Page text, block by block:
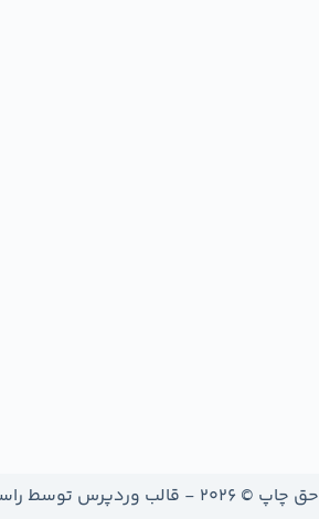
حق چاپ © 2026 - قالب وردپرس توسط